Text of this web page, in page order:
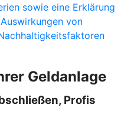
sowie eine Erklärung
von
Geldanlage
Profis